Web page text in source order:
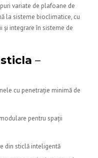
variate de plafoane de
la sisteme bioclimatice, cu
integrare în sisteme de
–
cu penetrație minimă de
pentru spații
din sticlă inteligentă